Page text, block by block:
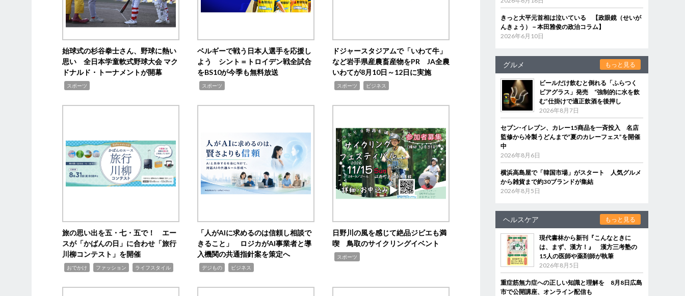
始球式の杉谷拳士さん、野球に熱い
思い 全日本学童軟式野球大会 マク
ドナルド・トーナメントが開幕
スポーツ
ベルギーで戦う日本人選手を応援し
よう シント＝トロイデン戦全試合
をBS10が今季も無料放送
スポーツ
ドジャースタジアムで「いわて牛」
など岩手県産農畜産物をPR JA全農
いわてが8月10日～12日に実施
スポーツ ビジネス
旅の思い出を五・七・五で！ エー
スが「かばんの日」に合わせ「旅行
川柳コンテスト」を開催
おでかけ ファッション ライフスタイル
「人がAIに求めるのは信頼し相談で
きること」 ロジカがAI事業者と導
入機関の共通指針案を策定へ
デジもの ビジネス
日野川の風を感じて絶品ジビエも満
喫 鳥取のサイクリングイベント
スポーツ
きっと大平元首相は泣いている 【政眼鏡（せいが
んきょう）－本田雅俊の政治コラム】
2026年6月10日
グルメ もっと見る
ビールだけ飲むと倒れる「ふらつく
ビアグラス」発売 “強制的に水を飲
む”仕掛けで適正飲酒を後押し
2026年8月7日
セブン‐イレブン、カレー15商品を一斉投入 名店
監修から冷製うどんまで“夏のカレーフェス”を開催
中
2026年8月6日
横浜高島屋で「韓国市場」がスタート 人気グルメ
から雑貨まで約30ブランドが集結
2026年8月5日
ヘルスケア もっと見る
現代書林から新刊『こんなときに
は、まず、漢方！』 漢方三考塾の
15人の医師や薬剤師が執筆
2026年8月5日
重症筋無力症への正しい知識と理解を 8月8日広島
市で公開講座、オンライン配信も